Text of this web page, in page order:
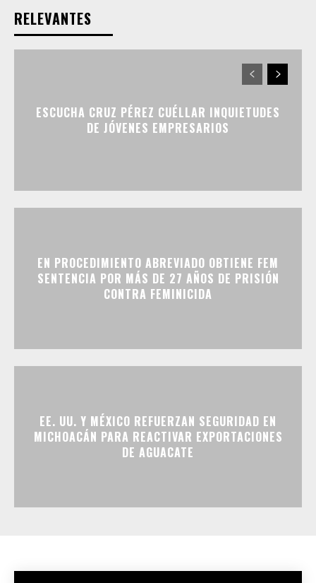
RELEVANTES
ESCUCHA CRUZ PÉREZ CUÉLLAR INQUIETUDES
DE JÓVENES EMPRESARIOS
EN PROCEDIMIENTO ABREVIADO OBTIENE FEM
SENTENCIA POR MÁS DE 27 AÑOS DE PRISIÓN
CONTRA FEMINICIDA
EE. UU. Y MÉXICO REFUERZAN SEGURIDAD EN
MICHOACÁN PARA REACTIVAR EXPORTACIONES
DE AGUACATE